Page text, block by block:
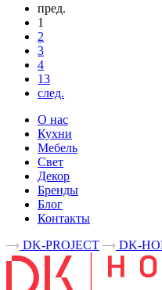
пред.
1
2
3
4
13
след.
О нас
Кухни
Мебель
Свет
Декор
Бренды
Блог
Контакты
DK-PROJECT
DK-